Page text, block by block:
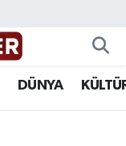
DÜNYA